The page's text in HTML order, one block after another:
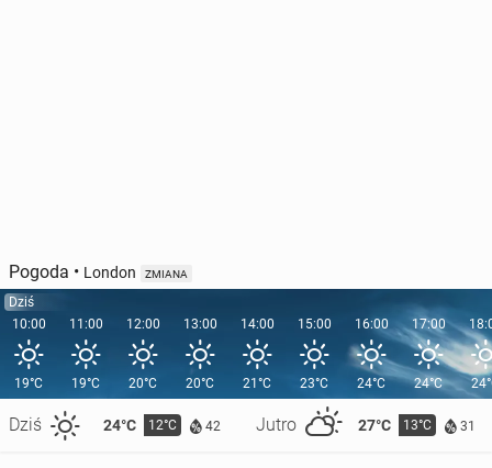
Pogoda • London ZMIANA
Dziś
10:00
19°C
Dziś 24°C 12°C 42 Jutro 27°C 13°C 31
11:00
19°C
12:00
20°C
13:00
20°C
14:00
21°C
15:00
23°C
16:00
24°C
17:00
24°C